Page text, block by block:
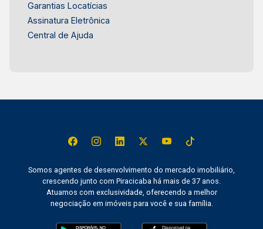
Garantias Locatícias
Assinatura Eletrônica
Central de Ajuda
Somos agentes de desenvolvimento do mercado imobiliário,
crescendo junto com Piracicaba há mais de 37 anos.
Atuamos com exclusividade, oferecendo a melhor
negociação em imóveis para você e sua família.